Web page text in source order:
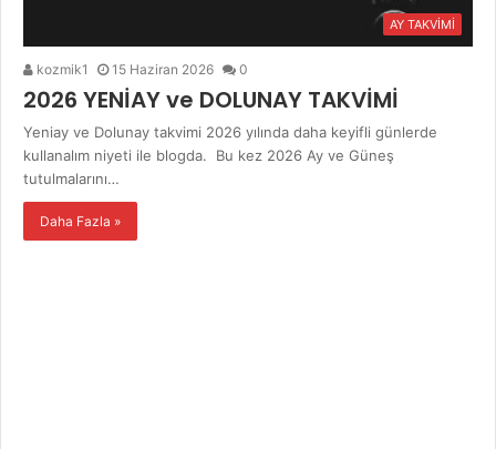
AY TAKVİMİ
kozmik1 15 Haziran 2026 0
2026 YENİAY ve DOLUNAY TAKVİMİ
Yeniay ve Dolunay takvimi 2026 yılında daha keyifli günlerde
kullanalım niyeti ile blogda. Bu kez 2026 Ay ve Güneş
tutulmalarını…
Daha Fazla »